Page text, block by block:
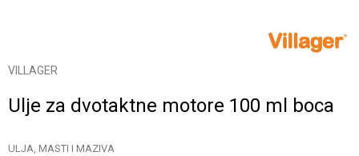
VILLAGER
Ulje za dvotaktne motore 100 ml boca
ULJA, MASTI I MAZIVA